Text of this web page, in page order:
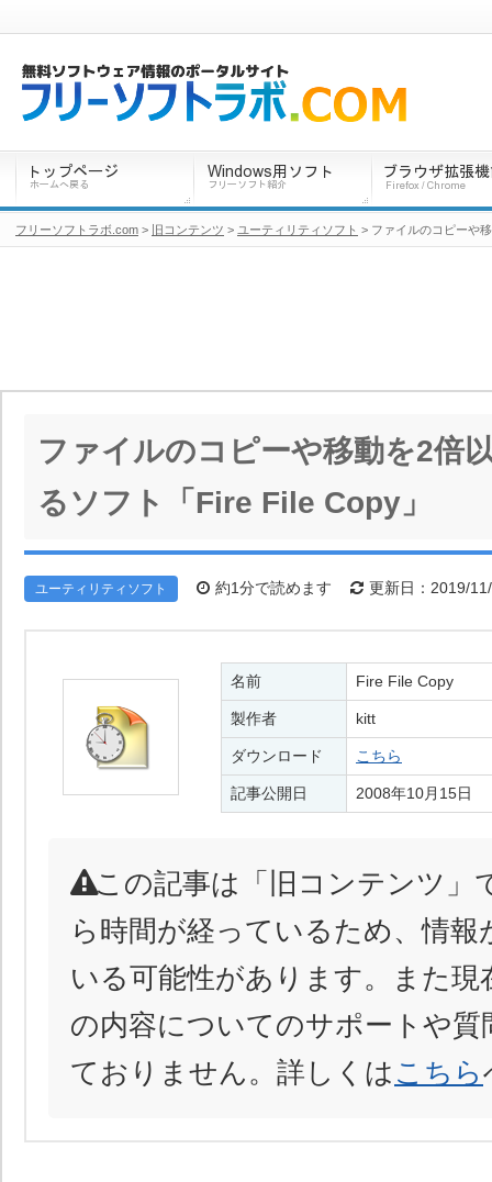
ファイルのコピーや移動を2倍
るソフト「Fire File Copy」
ユーティリティソフト 約1分で読めます 更新日：2019/
名前 Fire File Copy
製作者 kitt
ダウンロード こちら
記事公開日 2008年10月15日
この記事は「旧コンテンツ」
ら時間が経っているため、情報
いる可能性があります。また現
の内容についてのサポートや質
ておりません。詳しくは こちら
フリーソフトラボ.com > 旧コンテンツ > ユーティリティソフト > ファイルのコピーや